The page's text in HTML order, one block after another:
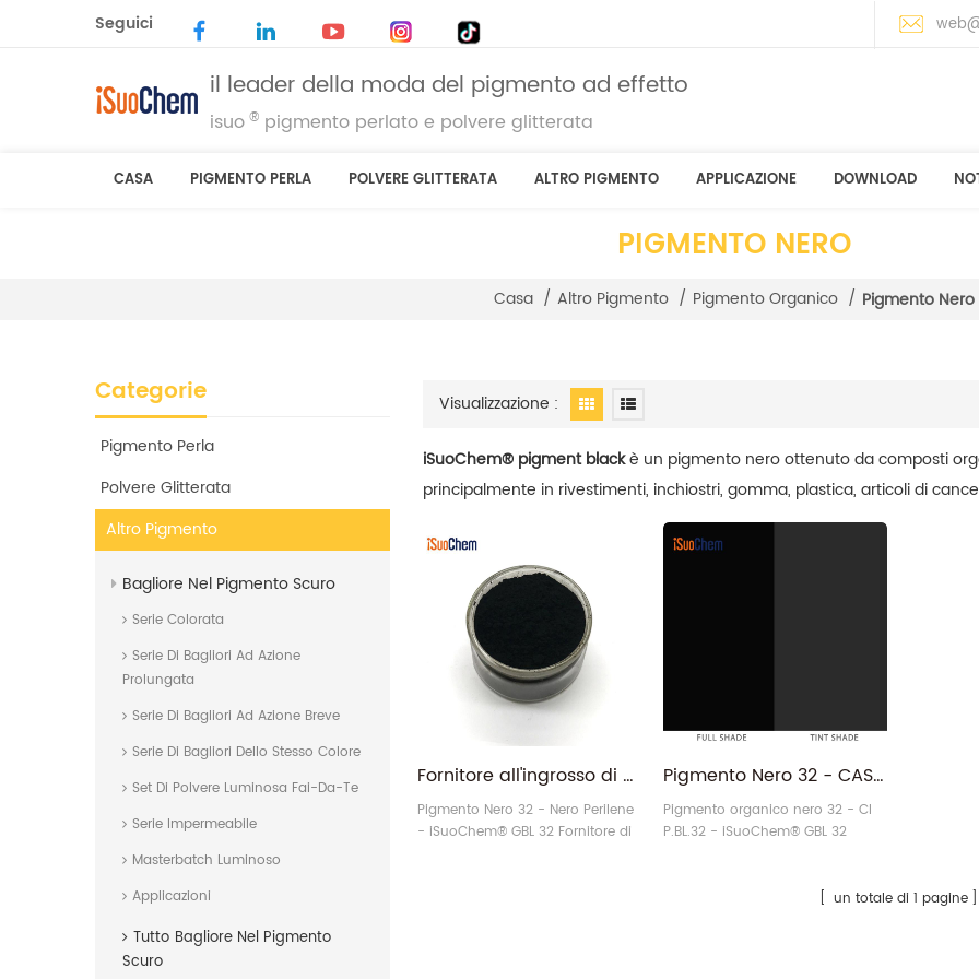
Seguici
il leader della moda del pigmento ad effetto
isuo ® pigmento perlato e polvere glitterata
CASA PIGMENTO PERLA POLVERE GLITTERATA ALTRO PIGMENTO APPLICAZIONE DOWNLOAD
PIGMENTO NERO
Casa / Altro Pigmento / Pigmento Organico / Pigmento Nero
Categorie
Pigmento Perla
Polvere Glitterata
Altro Pigmento
Bagliore Nel Pigmento Scuro
Serie Colorata
Serie Di Bagliori Ad Azione
Prolungata
Serie Di Bagliori Ad Azione Breve
Serie Di Bagliori Dello Stesso Colore
Set Di Polvere Luminosa Fai-Da-Te
Serie Impermeabile
Masterbatch Luminoso
Applicazioni
Tutto Bagliore Nel Pigmento
Scuro
Visualizzazione :
iSuoChem® pigment blackè un pigmento nero ottenuto da composti
principalmente in rivestimenti, inchiostri, gomma, plastica, articoli di
Fornitore all'ingrosso di pigmento nero perilene paliogen nero 32
Pigmento Nero 32 - Nero Perilene
- iSuoChem® GBL 32 Fornitore di
Pigmento Nero 32 - CAS 83524-75-8 Paliogen Perilene Nero PBL32 Produttore
Pigmento organico nero 32 - CI
P.BL.32 - iSuoChem® GBL 32
un totale di 1 pagine